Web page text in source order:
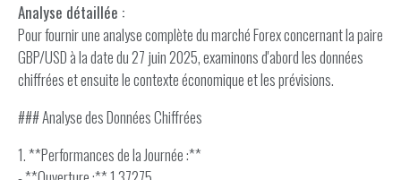
Analyse détaillée :
Pour fournir une analyse complète du marché Forex concernant la paire
GBP/USD à la date du 27 juin 2025, examinons d'abord les données
chiffrées et ensuite le contexte économique et les prévisions.
### Analyse des Données Chiffrées
1. **Performances de la Journée :**